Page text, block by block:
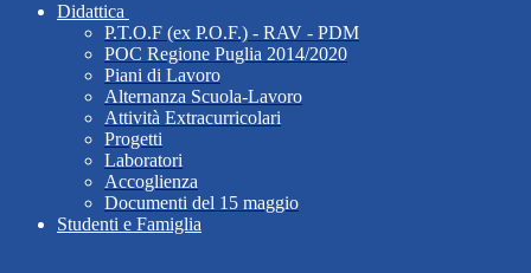
Didattica
P.T.O.F (ex P.O.F.) - RAV - PDM
POC Regione Puglia 2014/2020
Piani di Lavoro
Alternanza Scuola-Lavoro
Attività Extracurricolari
Progetti
Laboratori
Accoglienza
Documenti del 15 maggio
Studenti e Famiglia